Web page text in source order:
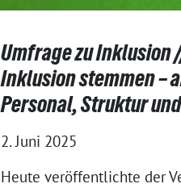
Umfrage zu Inklusion
Inklusion stemmen –
Personal, Struktur
2. Juni 2025
Heute veröffentlichte der